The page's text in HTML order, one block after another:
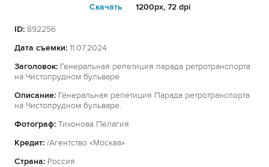
Cкачать 1200px, 72 dpi
ID: 892256
Дата съемки: 11.07.2024
Заголовок: Генеральная репетиция парада ретротранспорта
на Чистопрудном бульваре
Описание: Генеральная репетиция Парада ретротранспорта
на Чистопрудном бульваре.
Фотограф: Тихонова Пелагия
Кредит: /Агентство «Москва»
Страна: Россия